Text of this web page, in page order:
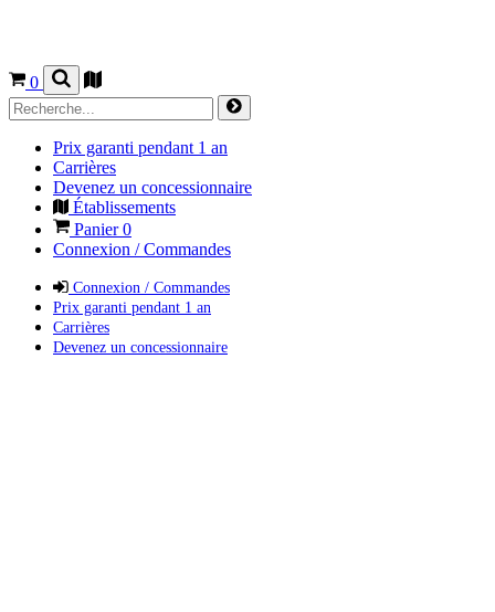
0
Prix garanti pendant 1 an
Carrières
Devenez un concessionnaire
Établissements
Panier0
Connexion / Commandes
Connexion / Commandes
Prix garanti pendant 1 an
Carrières
Devenez un concessionnaire